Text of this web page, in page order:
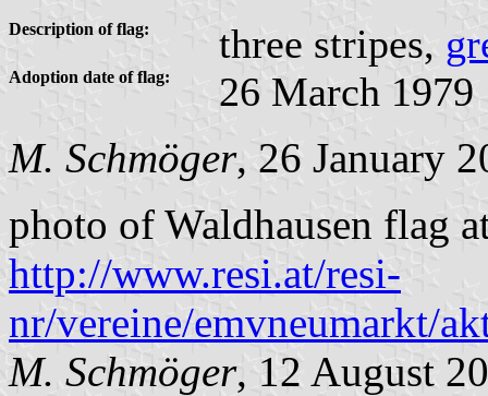
Description of flag: three stripes,
Adoption date of flag: 26 March 1979
M. Schmöger, 26 January
photo of Waldhausen flag
http://www.resi.at/resi-
nr/vereine/emvneumarkt/
M. Schmöger, 12 August